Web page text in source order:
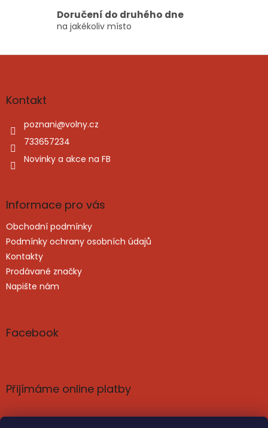
Doručení do druhého dne
na jakékoliv místo
Z
aKontakt
poznani@volny.cz
733657234
Novinky a akce na FB
Informace pro vás
Obchodní podmínky
Podmínky ochrany osobních údajů
Kontakty
Prodávané značky
Napište nám
Facebook
Přijímáme online platby